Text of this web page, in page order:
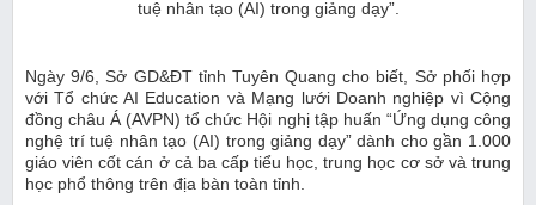
tuệ nhân tạo (AI) trong giảng dạy”.
Ngày 9/6, Sở GD&ĐT tỉnh Tuyên Quang cho biết, Sở phối hợp
với Tổ chức AI Education và Mạng lưới Doanh nghiệp vì Cộng
đồng châu Á (AVPN) tổ chức Hội nghị tập huấn “Ứng dụng công
nghệ trí tuệ nhân tạo (AI) trong giảng dạy” dành cho gần 1.000
giáo viên cốt cán ở cả ba cấp tiểu học, trung học cơ sở và trung
học phổ thông trên địa bàn toàn tỉnh.